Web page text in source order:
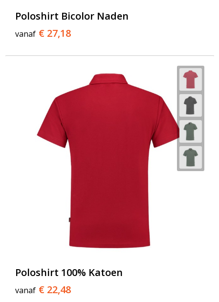
Poloshirt Bicolor Naden
vanaf € 27,18
Poloshirt 100% Katoen
vanaf € 22,48